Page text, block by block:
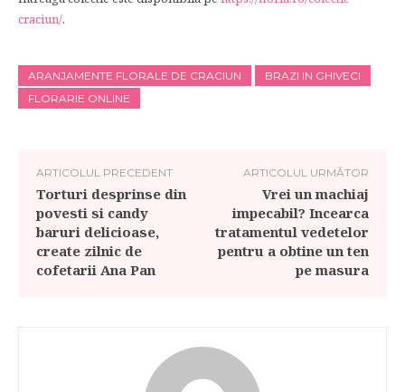
craciun/.
ARANJAMENTE FLORALE DE CRACIUN
BRAZI IN GHIVECI
FLORARIE ONLINE
ARTICOLUL PRECEDENT
Torturi desprinse din
povesti si candy
baruri delicioase,
create zilnic de
cofetarii Ana Pan
ARTICOLUL URMĂTOR
Vrei un machiaj
impecabil? Incearca
tratamentul vedetelor
pentru a obtine un ten
pe masura